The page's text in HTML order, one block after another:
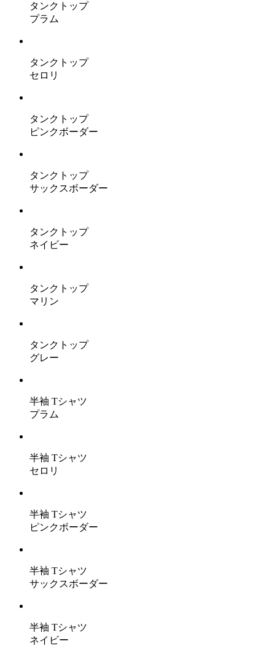
タンクトップ
プラム
タンクトップ
セロリ
タンクトップ
ピンクボーダー
タンクトップ
サックスボーダー
タンクトップ
ネイビー
タンクトップ
マリン
タンクトップ
グレー
半袖 Tシャツ
プラム
半袖 Tシャツ
セロリ
半袖 Tシャツ
ピンクボーダー
半袖 Tシャツ
サックスボーダー
半袖 Tシャツ
ネイビー